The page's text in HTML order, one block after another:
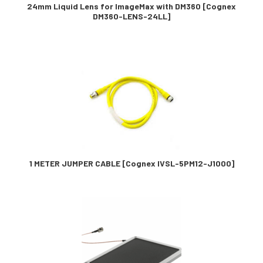
24mm Liquid Lens for ImageMax with DM360 [Cognex
DM360-LENS-24LL]
1 METER JUMPER CABLE [Cognex IVSL-5PM12-J1000]